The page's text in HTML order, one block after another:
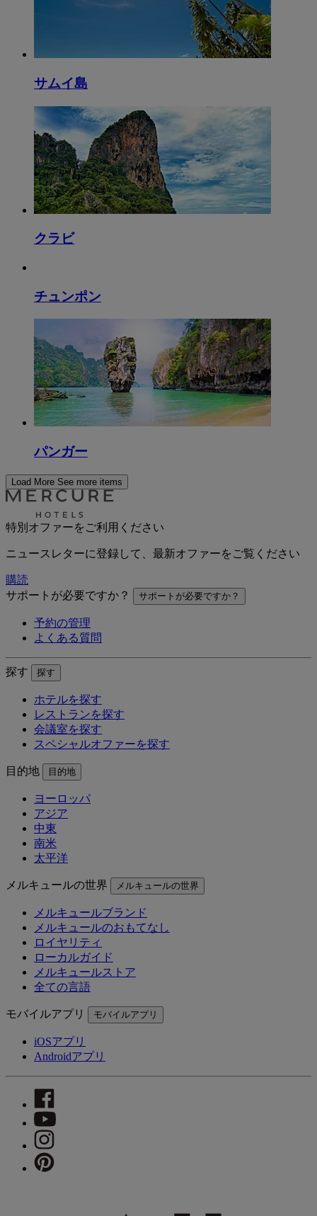
サムイ島
クラビ
チュンポン
パンガー
Load More See more items
特別オファーをご利用ください
ニュースレターに登録して、最新オファーをご覧ください
購読
サポートが必要ですか？
サポートが必要ですか？
予約の管理
よくある質問
探す 探す
ホテルを探す
レストランを探す
会議室を探す
スペシャルオファーを探す
目的地 目的地
ヨーロッパ
アジア
中東
南米
太平洋
メルキュールの世界 メルキュールの世界
メルキュールブランド
メルキュールのおもてなし
ロイヤリティ
ローカルガイド
メルキュールストア
全ての言語
モバイルアプリ モバイルアプリ
iOSアプリ
Androidアプリ